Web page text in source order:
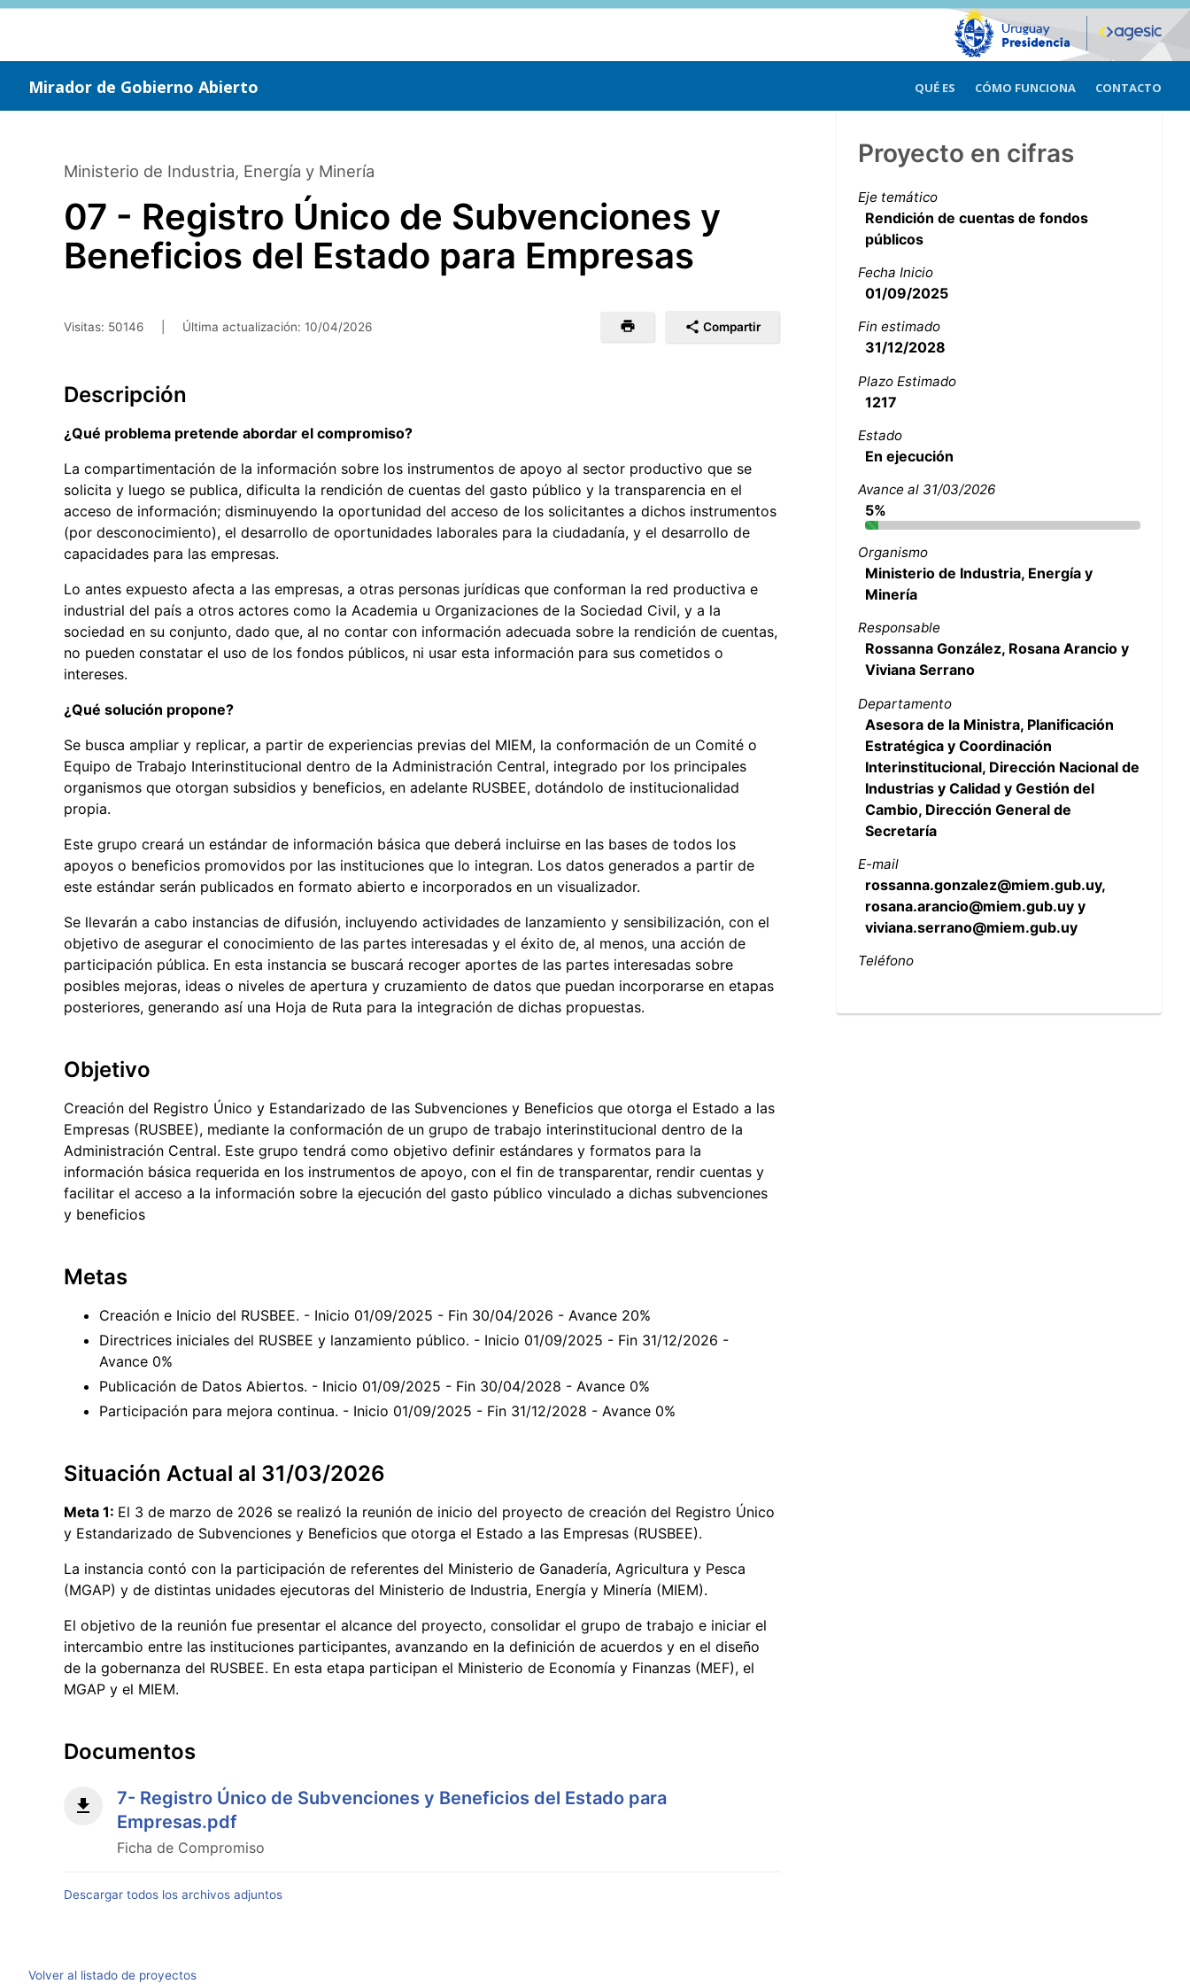
Saltar
Mirador de Gobierno Abierto QUÉ ES CÓMO FUNCIONA CONTACTO
Ministerio de Industria, Energía y Minería
07 - Registro Único de Subvenciones y
Beneficios del Estado para Empresas
Visitas: 50146 Última actualización: 10/04/2026 Compartir
Descripción
¿Qué problema pretende abordar el compromiso?
La compartimentación de la información sobre los instrumentos de apoyo al sector productivo que se
solicita y luego se publica, dificulta la rendición de cuentas del gasto público y la transparencia en el
acceso de información; disminuyendo la oportunidad del acceso de los solicitantes a dichos instrumentos
(por desconocimiento), el desarrollo de oportunidades laborales para la ciudadanía, y el desarrollo de
capacidades para las empresas.
Lo antes expuesto afecta a las empresas, a otras personas jurídicas que conforman la red productiva e
industrial del país a otros actores como la Academia u Organizaciones de la Sociedad Civil, y a la
sociedad en su conjunto, dado que, al no contar con información adecuada sobre la rendición de cuentas,
no pueden constatar el uso de los fondos públicos, ni usar esta información para sus cometidos o
intereses.
¿Qué solución propone?
Se busca ampliar y replicar, a partir de experiencias previas del MIEM, la conformación de un Comité o
Equipo de Trabajo Interinstitucional dentro de la Administración Central, integrado por los principales
organismos que otorgan subsidios y beneficios, en adelante RUSBEE, dotándolo de institucionalidad
propia.
Este grupo creará un estándar de información básica que deberá incluirse en las bases de todos los
apoyos o beneficios promovidos por las instituciones que lo integran. Los datos generados a partir de
este estándar serán publicados en formato abierto e incorporados en un visualizador.
Se llevarán a cabo instancias de difusión, incluyendo actividades de lanzamiento y sensibilización, con el
objetivo de asegurar el conocimiento de las partes interesadas y el éxito de, al menos, una acción de
participación pública. En esta instancia se buscará recoger aportes de las partes interesadas sobre
posibles mejoras, ideas o niveles de apertura y cruzamiento de datos que puedan incorporarse en etapas
posteriores, generando así una Hoja de Ruta para la integración de dichas propuestas.
Objetivo
Creación del Registro Único y Estandarizado de las Subvenciones y Beneficios que otorga el Estado a las
Empresas (RUSBEE), mediante la conformación de un grupo de trabajo interinstitucional dentro de la
Administración Central. Este grupo tendrá como objetivo definir estándares y formatos para la
información básica requerida en los instrumentos de apoyo, con el fin de transparentar, rendir cuentas y
facilitar el acceso a la información sobre la ejecución del gasto público vinculado a dichas subvenciones
y beneficios
Metas
Creación e Inicio del RUSBEE. - Inicio 01/09/2025 - Fin 30/04/2026 - Avance 20%
Directrices iniciales del RUSBEE y lanzamiento público. - Inicio 01/09/2025 - Fin 31/12/2026 -
Avance 0%
Publicación de Datos Abiertos. - Inicio 01/09/2025 - Fin 30/04/2028 - Avance 0%
Participación para mejora continua. - Inicio 01/09/2025 - Fin 31/12/2028 - Avance 0%
Situación Actual al 31/03/2026
Meta 1: El 3 de marzo de 2026 se realizó la reunión de inicio del proyecto de creación del Registro Único
y Estandarizado de Subvenciones y Beneficios que otorga el Estado a las Empresas (RUSBEE).
La instancia contó con la participación de referentes del Ministerio de Ganadería, Agricultura y Pesca
(MGAP) y de distintas unidades ejecutoras del Ministerio de Industria, Energía y Minería (MIEM).
El objetivo de la reunión fue presentar el alcance del proyecto, consolidar el grupo de trabajo e iniciar el
intercambio entre las instituciones participantes, avanzando en la definición de acuerdos y en el diseño
de la gobernanza del RUSBEE. En esta etapa participan el Ministerio de Economía y Finanzas (MEF), el
MGAP y el MIEM.
Documentos
7- Registro Único de Subvenciones y Beneficios del Estado para
Empresas.pdf
Ficha de Compromiso
Descargar todos los archivos adjuntos
Proyecto en cifras
Eje temático
Rendición de cuentas de fondos
públicos
Fecha Inicio
01/09/2025
Fin estimado
31/12/2028
Plazo Estimado
1217
Estado
En ejecución
Avance al 31/03/2026
5%
Organismo
Ministerio de Industria, Energía y
Minería
Responsable
Rossanna González, Rosana Arancio y
Viviana Serrano
Departamento
Asesora de la Ministra, Planificación
Estratégica y Coordinación
Interinstitucional, Dirección Nacional de
Industrias y Calidad y Gestión del
Cambio, Dirección General de
Secretaría
E-mail
rossanna.gonzalez@miem.gub.uy,
rosana.arancio@miem.gub.uy y
viviana.serrano@miem.gub.uy
Teléfono
Volver al listado de proyectos